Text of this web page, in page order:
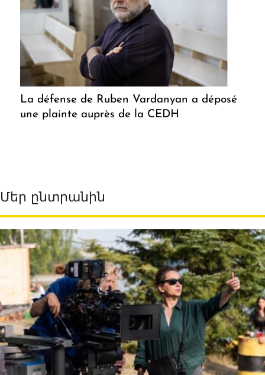
La défense de Ruben Vardanyan a déposé
une plainte auprès de la CEDH
Մեր ընտրանին